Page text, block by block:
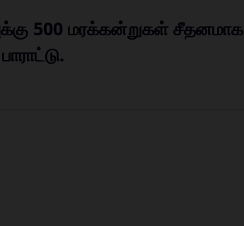
500 மரக்கன்றுகள் சீதனமாக